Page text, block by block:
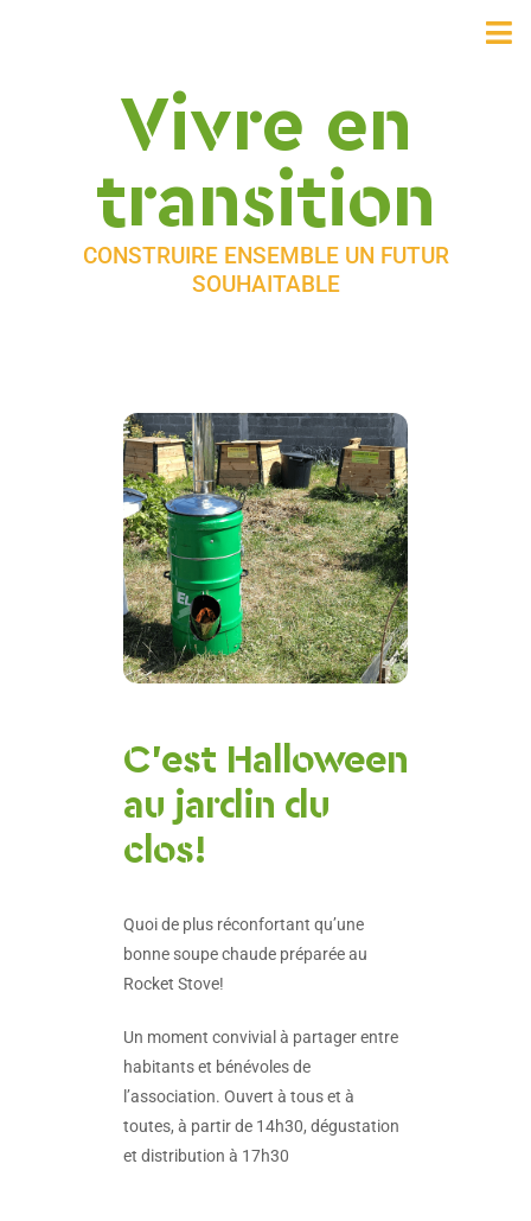
Vivre en
transition
CONSTRUIRE ENSEMBLE UN FUTUR
SOUHAITABLE
C’est Halloween
au jardin du
clos!
Quoi de plus réconfortant qu’une
bonne soupe chaude préparée au
Rocket Stove!
Un moment convivial à partager entre
habitants et bénévoles de
l’association. Ouvert à tous et à
toutes, à partir de 14h30, dégustation
et distribution à 17h30